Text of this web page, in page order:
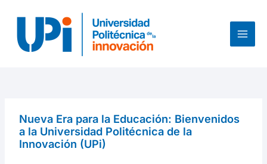
contenido
Nueva Era para la Educación: Bienvenidos
a la Universidad Politécnica de la
Innovación (UPi)